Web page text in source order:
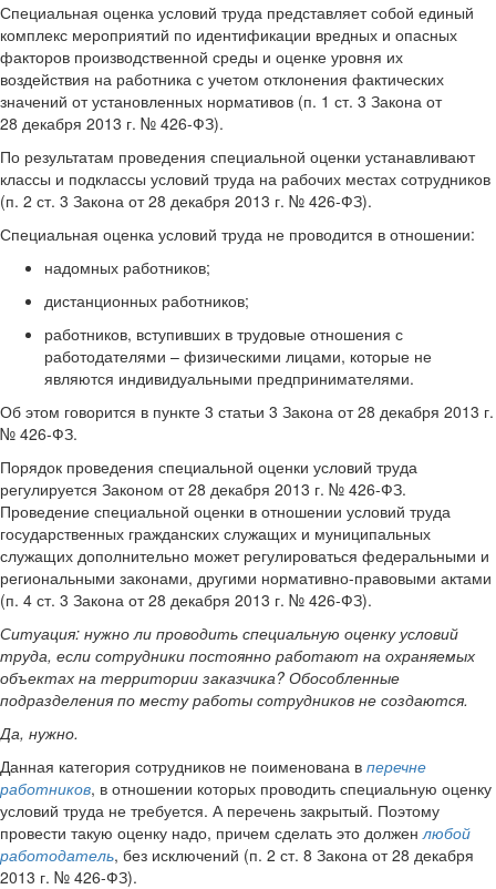
Специальная оценка условий труда представляет собой единый
комплекс мероприятий по идентификации вредных и опасных
факторов производственной среды и оценке уровня их
воздействия на работника с учетом отклонения фактических
значений от установленных нормативов (п. 1 ст. 3 Закона от
28 декабря 2013 г. № 426-ФЗ).
По результатам проведения специальной оценки устанавливают
классы и подклассы условий труда на рабочих местах сотрудников
(п. 2 ст. 3 Закона от 28 декабря 2013 г. № 426-ФЗ).
Специальная оценка условий труда не проводится в отношении:
надомных работников;
дистанционных работников;
работников, вступивших в трудовые отношения с
работодателями – физическими лицами, которые не
являются индивидуальными предпринимателями.
Об этом говорится в пункте 3 статьи 3 Закона от 28 декабря 2013 г.
№ 426-ФЗ.
Порядок проведения специальной оценки условий труда
регулируется Законом от 28 декабря 2013 г. № 426-ФЗ.
Проведение специальной оценки в отношении условий труда
государственных гражданских служащих и муниципальных
служащих дополнительно может регулироваться федеральными и
региональными законами, другими нормативно-правовыми актами
(п. 4 ст. 3 Закона от 28 декабря 2013 г. № 426-ФЗ).
Ситуация: нужно ли проводить специальную оценку условий
труда, если сотрудники постоянно работают на охраняемых
объектах на территории заказчика? Обособленные
подразделения по месту работы сотрудников не создаются.
Да, нужно.
Данная категория сотрудников не поименована в перечне
работников, в отношении которых проводить специальную оценку
условий труда не требуется. А перечень закрытый. Поэтому
провести такую оценку надо, причем сделать это долженлюбой
работодатель, без исключений (п. 2 ст. 8 Закона от 28 декабря
2013 г. № 426-ФЗ).